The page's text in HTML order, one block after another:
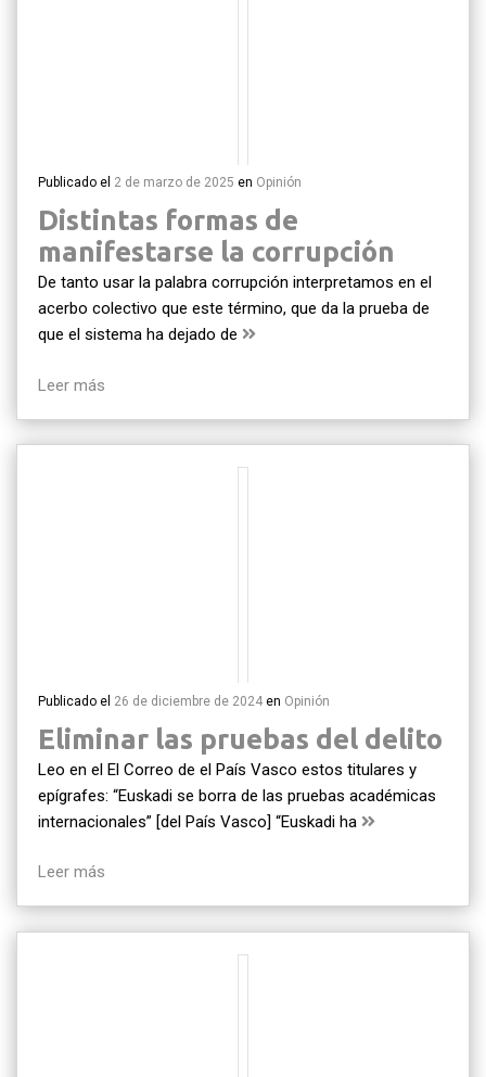
Publicado el 2 de marzo de 2025 en Opinión
Distintas formas de
manifestarse la corrupción
De tanto usar la palabra corrupción interpretamos en el
acerbo colectivo que este término, que da la prueba de
que el sistema ha dejado de
Leer más
Publicado el 26 de diciembre de 2024 en Opinión
Eliminar las pruebas del delito
Leo en el El Correo de el País Vasco estos titulares y
epígrafes: “Euskadi se borra de las pruebas académicas
internacionales” [del País Vasco] “Euskadi ha
Leer más